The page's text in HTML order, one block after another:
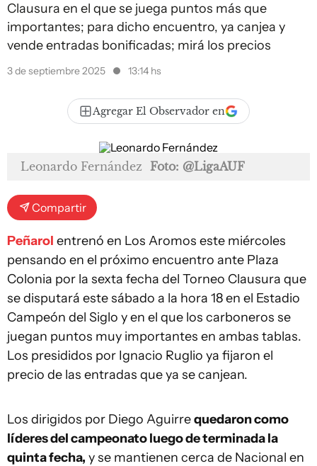
Clausura en el que se juega puntos más que
importantes; para dicho encuentro, ya canjea y
vende entradas bonificadas; mirá los precios
3 de septiembre 2025 13:14 hs
Agregar El Observador en
Leonardo Fernández Foto: @LigaAUF
Compartir
Peñarol entrenó en Los Aromos este miércoles
pensando en el próximo encuentro ante Plaza
Colonia por la sexta fecha del Torneo Clausura que
se disputará este sábado a la hora 18 en el Estadio
Campeón del Siglo y en el que los carboneros se
juegan puntos muy importantes en ambas tablas.
Los presididos por Ignacio Ruglio ya fijaron el
precio de las entradas que ya se canjean.
Los dirigidos por Diego Aguirrequedaron como
líderes del campeonato luego de terminada la
quinta fecha, y se mantienen cerca de Nacional en